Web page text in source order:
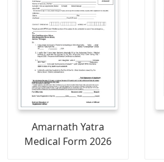
Amarnath Yatra
Medical Form 2026